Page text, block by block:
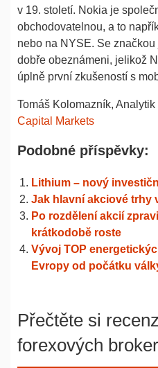
v 19. století. Nokia je
obchodovatelnou, a to
nebo na NYSE. Se
dobře obeznámeni, jelikož
úplně první zkušeností s
Tomáš Kolomazník,
Capital Markets
Podobné příspěvky:
Lithium – nový
Jak hlavní akciové trhy
Po rozdělení akcií
krátkodobě roste
Vývoj TOP
Evropy od počátku
Přečtěte si
forexových